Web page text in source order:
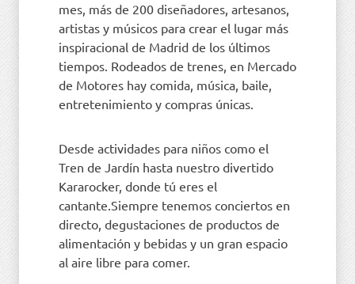
mes, más de 200 diseñadores, artesanos,
artistas y músicos para crear el lugar más
inspiracional de Madrid de los últimos
tiempos. Rodeados de trenes, en Mercado
de Motores hay comida, música, baile,
entretenimiento y compras únicas.
Desde actividades para niños como el
Tren de Jardín hasta nuestro divertido
Kararocker, donde tú eres el
cantante.Siempre tenemos conciertos en
directo, degustaciones de productos de
alimentación y bebidas y un gran espacio
al aire libre para comer.